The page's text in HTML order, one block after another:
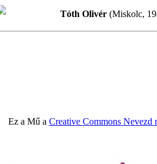
Tóth Olivér (Miskolc,
Ez a Mű a Creative Commons